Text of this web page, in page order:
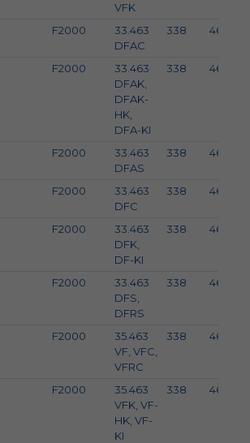
VFK
F2000
33.463
DFAC
338 460
F2000
33.463
DFAK,
DFAK-
HK,
DFA-KI
338 460
F2000
33.463
DFAS
338 460
F2000
33.463
DFC
338 460
F2000
33.463
DFK,
DF-KI
338 460
F2000
33.463
DFS,
DFRS
338 460
F2000
35.463
VF, VFC,
VFRC
338 460
F2000
35.463
VFK, VF-
HK, VF-
KI
338 460